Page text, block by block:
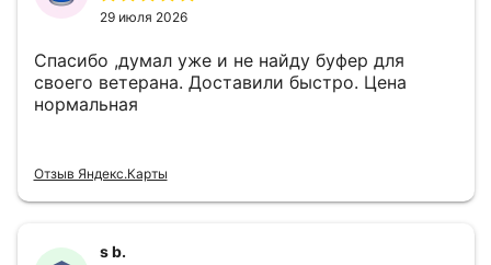
29 июля 2026
Спасибо ,думал уже и не найду буфер для
своего ветерана. Доставили быстро. Цена
нормальная
Отзыв Яндекс.Карты
s b.